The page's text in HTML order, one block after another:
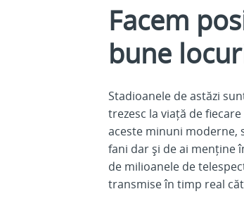
Facem
bune
Stadioanele de astăzi
trezesc la viață de
aceste minuni moderne,
fani dar și de ai menține
de milioanele de
transmise în timp real